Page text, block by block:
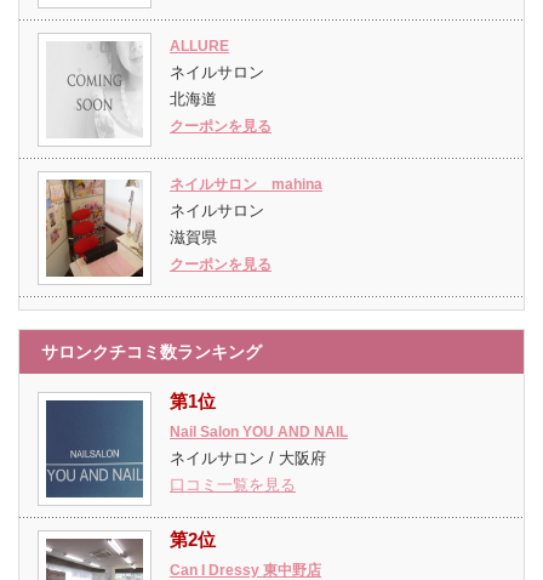
ALLURE
ネイルサロン
北海道
クーポンを見る
ネイルサロン mahina
ネイルサロン
滋賀県
クーポンを見る
サロンクチコミ数ランキング
第1位
Nail Salon YOU AND NAIL
ネイルサロン / 大阪府
口コミ一覧を見る
第2位
Can I Dressy 東中野店